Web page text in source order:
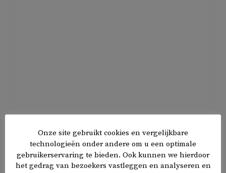
leger overwegend negatief staat tegenover de regering,
maar intern veel te verdeeld is om effectief op te kunnen
treden. ‘Met uitzondering van een handjevol
Onze site gebruikt cookies en vergelijkbare
technologieën onder andere om u een optimale
gebruikerservaring te bieden. Ook kunnen we hierdoor
het gedrag van bezoekers vastleggen en analyseren en